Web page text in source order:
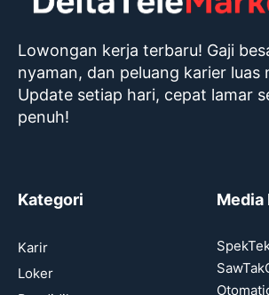
Lowongan kerja terbaru! Gaji
nyaman, dan peluang karier luas
Update setiap hari, cepat lamar
penuh!
Kategori
Karir
Loker
Media